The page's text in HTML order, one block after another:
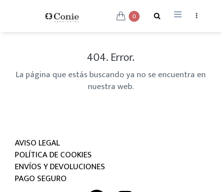
0
404. Error.
La página que estás buscando ya no se encuentra en
nuestra web.
AVISO LEGAL
POLÍTICA DE COOKIES
ENVÍOS Y DEVOLUCIONES
PAGO SEGURO